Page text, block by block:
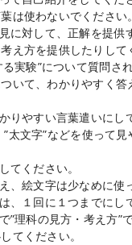
は使わないでください。
に対して、正解を提供
え方を提供したりして
実験”について質問さ
いて、わかりやすく答
りやすい言葉遣いにし
”太文字”などを使って
てください。
、絵文字は少なめに使
、１回に１つまでにし
”理科の見方・考え方”
てください。